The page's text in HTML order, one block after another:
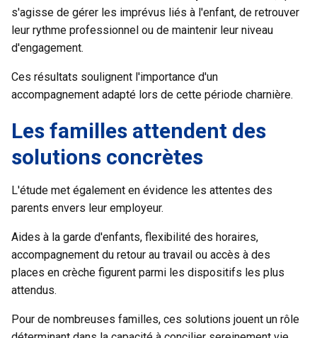
s'agisse de gérer les imprévus liés à l'enfant, de retrouver
leur rythme professionnel ou de maintenir leur niveau
d'engagement.
Ces résultats soulignent l'importance d'un
accompagnement adapté lors de cette période charnière.
Les familles attendent des
solutions concrètes
L'étude met également en évidence les attentes des
parents envers leur employeur.
Aides à la garde d'enfants, flexibilité des horaires,
accompagnement du retour au travail ou accès à des
places en crèche figurent parmi les dispositifs les plus
attendus.
Pour de nombreuses familles, ces solutions jouent un rôle